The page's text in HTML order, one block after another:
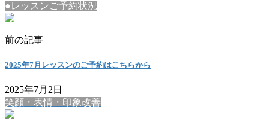
●レッスンご予約状況
前の記事
2025年7月レッスンのご予約はこちらから
2025年7月2日
笑顔・表情・印象改善